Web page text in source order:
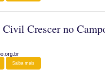
Crescer no
Saiba mais